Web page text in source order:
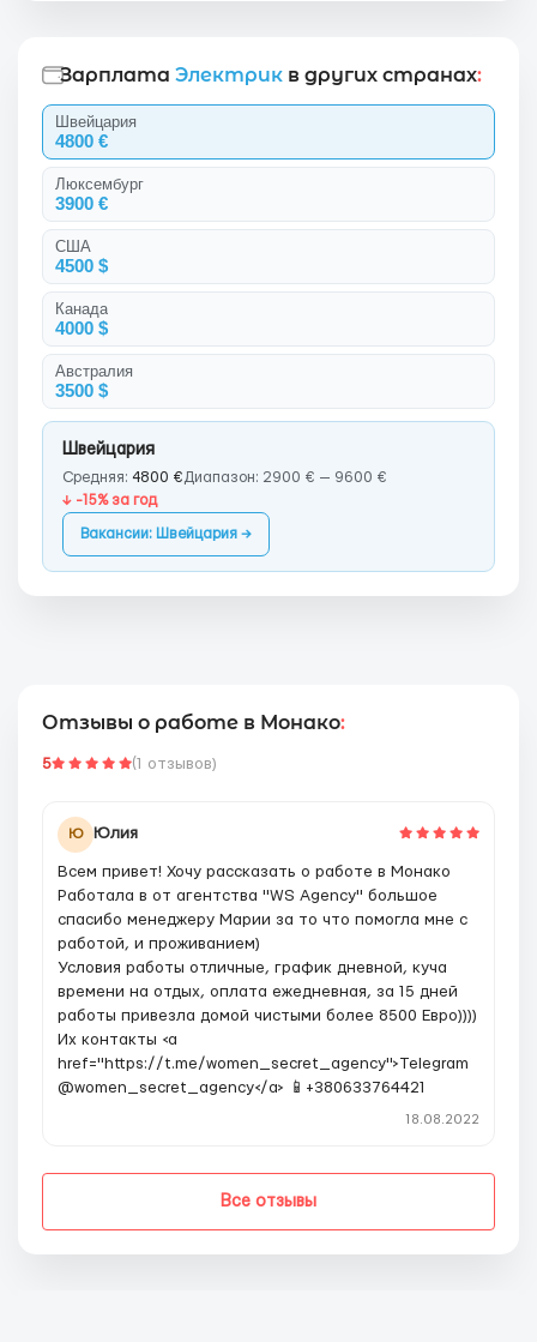
Зарплата Электрик в других странах:
Швейцария
4800 €
Люксембург
3900 €
США
4500 $
Канада
4000 $
Австралия
3500 $
Швейцария
Средняя: 4800 € Диапазон: 2900 € — 9600 €
↓ -15% за год
Вакансии: Швейцария →
Отзывы о работе в Монако:
5 (1 отзывов)
Ю Юлия
Всем привет! Хочу рассказать о работе в Монако
Работала в от агентства "WS Agency" большое
спасибо менеджеру Марии за то что помогла мне с
работой, и проживанием)
Условия работы отличные, график дневной, куча
времени на отдых, оплата ежедневная, за 15 дней
работы привезла домой чистыми более 8500 Евро))))
Их контакты <a
href="https://t.me/women_secret_agency">Telegram
@women_secret_agency</a> 📱+380633764421
18.08.2022
Все отзывы